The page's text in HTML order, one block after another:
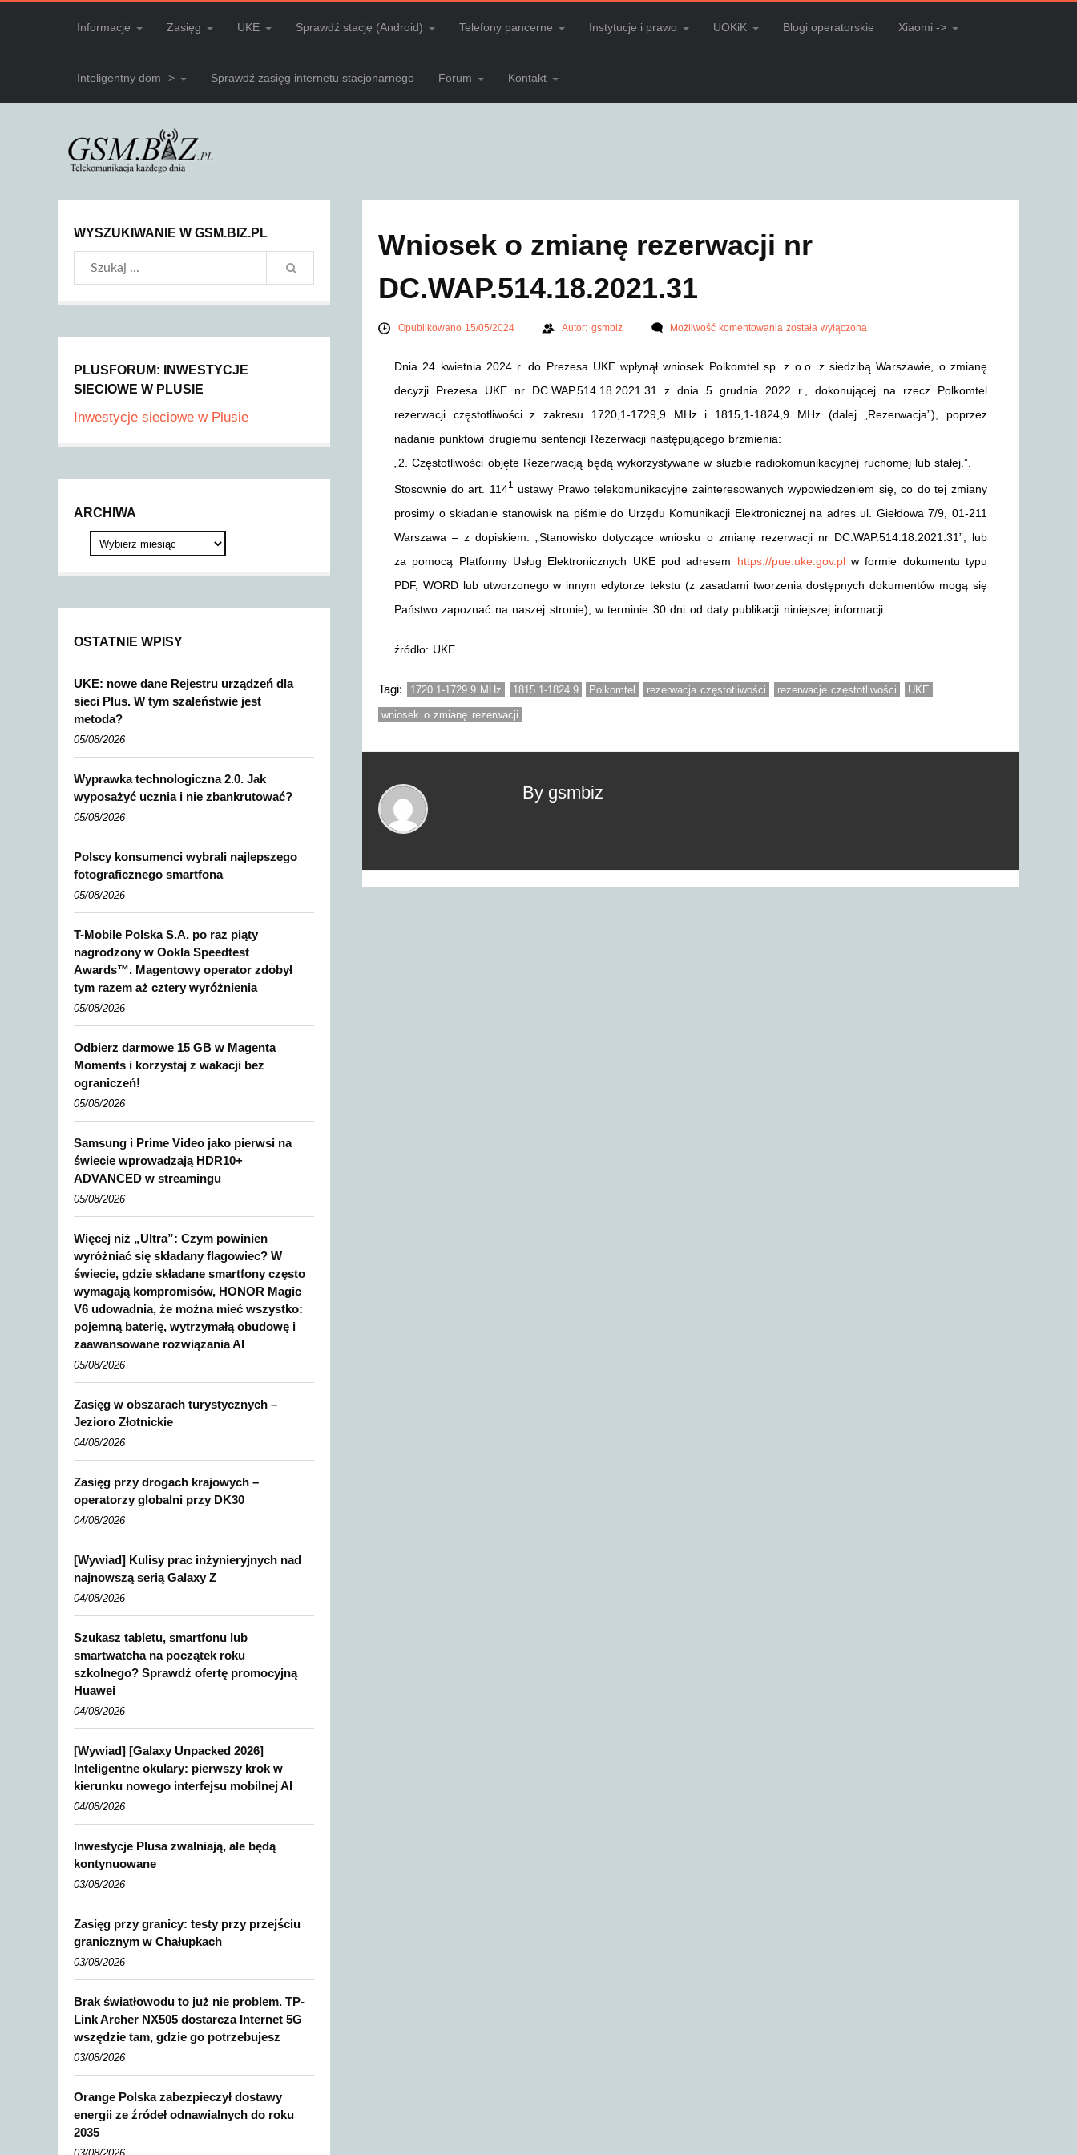
Informacje Zasięg UKE Sprawdź stację (Android) Telefony pancerne Instytucje i prawo UOKiK Blogi operatorskie Xiaomi ->
Inteligentny dom -> Sprawdź zasięg internetu stacjonarnego Forum Kontakt
Wniosek o zmianę rezerwacji nr
DC.WAP.514.18.2021.31
Opublikowano 15/05/2024 Autor: gsmbiz Możliwość komentowaniazostała wyłączona
Dnia 24 kwietnia 2024 r. do Prezesa UKE wpłynął wniosek Polkomtel sp. z o.o. z siedzibą Warszawie, o zmianę
decyzji Prezesa UKE nr DC.WAP.514.18.2021.31 z dnia 5 grudnia 2022 r., dokonującej na rzecz Polkomtel
rezerwacji częstotliwości z zakresu 1720,1-1729,9 MHz i 1815,1-1824,9 MHz (dalej „Rezerwacja”), poprzez
nadanie punktowi drugiemu sentencji Rezerwacji następującego brzmienia:
„2. Częstotliwości objęte Rezerwacją będą wykorzystywane w służbie radiokomunikacyjnej ruchomej lub stałej.”.
Stosownie do art. 1141
ustawy Prawo telekomunikacyjne zainteresowanych wypowiedzeniem się, co do tej zmiany
prosimy o składanie stanowisk na piśmie do Urzędu Komunikacji Elektronicznej na adres ul. Giełdowa 7/9, 01-211
Warszawa – z dopiskiem: „Stanowisko dotyczące wniosku o zmianę rezerwacji nr DC.WAP.514.18.2021.31”, lub
za pomocą Platformy Usług Elektronicznych UKE pod adresem https://pue.uke.gov.plw formie dokumentu typu
PDF, WORD lub utworzonego w innym edytorze tekstu (z zasadami tworzenia dostępnych dokumentów mogą się
Państwo zapoznać na naszej stronie), w terminie 30 dni od daty publikacji niniejszej informacji.
źródło: UKE
Tagi: 1720.1-1729.9 MHz 1815.1-1824.9 Polkomtel rezerwacja częstotliwości rezerwacje częstotliwości UKE
wniosek o zmianę rezerwacji
By gsmbiz
WYSZUKIWANIE W GSM.BIZ.PL
PLUSFORUM: INWESTYCJE
SIECIOWE W PLUSIE
Inwestycje sieciowe w Plusie
ARCHIWA
OSTATNIE WPISY
UKE: nowe dane Rejestru urządzeń dla
sieci Plus. W tym szaleństwie jest
metoda?
05/08/2026
Wyprawka technologiczna 2.0. Jak
wyposażyć ucznia i nie zbankrutować?
05/08/2026
Polscy konsumenci wybrali najlepszego
fotograficznego smartfona
05/08/2026
T-Mobile Polska S.A. po raz piąty
nagrodzony w Ookla Speedtest
Awards™. Magentowy operator zdobył
tym razem aż cztery wyróżnienia
05/08/2026
Odbierz darmowe 15 GB w Magenta
Moments i korzystaj z wakacji bez
ograniczeń!
05/08/2026
Samsung i Prime Video jako pierwsi na
świecie wprowadzają HDR10+
ADVANCED w streamingu
05/08/2026
Więcej niż „Ultra”: Czym powinien
wyróżniać się składany flagowiec? W
świecie, gdzie składane smartfony często
wymagają kompromisów, HONOR Magic
V6 udowadnia, że można mieć wszystko:
pojemną baterię, wytrzymałą obudowę i
zaawansowane rozwiązania AI
05/08/2026
Zasięg w obszarach turystycznych –
Jezioro Złotnickie
04/08/2026
Zasięg przy drogach krajowych –
operatorzy globalni przy DK30
04/08/2026
[Wywiad] Kulisy prac inżynieryjnych nad
najnowszą serią Galaxy Z
04/08/2026
Szukasz tabletu, smartfonu lub
smartwatcha na początek roku
szkolnego? Sprawdź ofertę promocyjną
Huawei
04/08/2026
[Wywiad] [Galaxy Unpacked 2026]
Inteligentne okulary: pierwszy krok w
kierunku nowego interfejsu mobilnej AI
04/08/2026
Inwestycje Plusa zwalniają, ale będą
kontynuowane
03/08/2026
Zasięg przy granicy: testy przy przejściu
granicznym w Chałupkach
03/08/2026
Brak światłowodu to już nie problem. TP-
Link Archer NX505 dostarcza Internet 5G
wszędzie tam, gdzie go potrzebujesz
03/08/2026
Orange Polska zabezpieczył dostawy
energii ze źródeł odnawialnych do roku
2035